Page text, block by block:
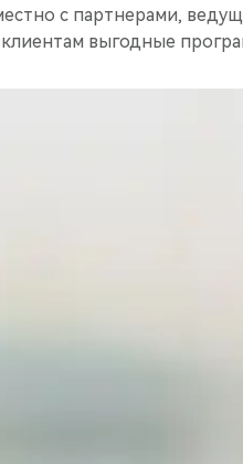
с партнерами,
клиентам выгодные